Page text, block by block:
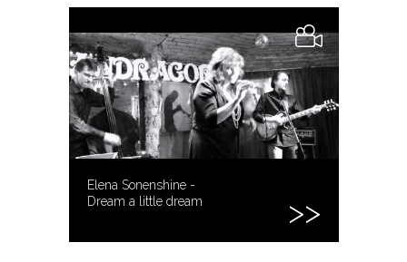
Elena Sonenshine -
Dream a little dream